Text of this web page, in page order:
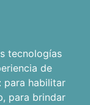
tecnologías
de
para habilitar
, para brindar